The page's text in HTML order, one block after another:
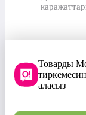
Товарды
аласыз